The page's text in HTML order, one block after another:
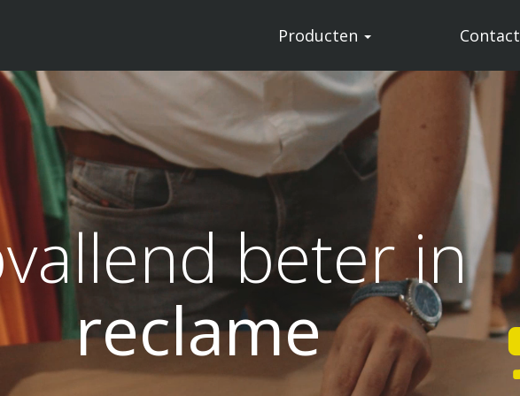
Producten Contact
beter in
reclame